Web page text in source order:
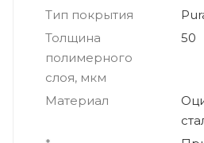
Тип покрытия
Толщина
полимерного
слоя, мкм
50
Материал